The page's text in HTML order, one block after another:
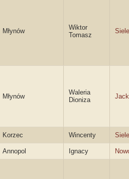
Młynów
Wiktor
Tomasz
Młynów
Waleria
Dioniza
Korzec Wincenty
Annopol Ignacy